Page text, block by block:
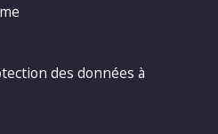
des données à